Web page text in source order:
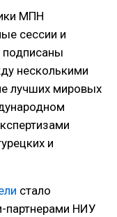
МПН
сессии и
подписаны
несколькими
лучших мировых
и
стало
партнерами НИУ